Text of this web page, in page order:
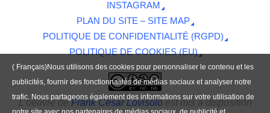
INSTAGRAM
PLAN DU SITE – SITE MAP
POLITIQUE DE CONFIDENTIALITÉ (RGPD)
POLITIQUE DE COOKIES (EU)
L'oeuvredeFrank César Lovisoloest mis à disposition
( Français)Nous utilisons des cookies pour personnaliser le contenu et les
publicités, fournir des fonctionnalités de médias sociaux et analyser notre
trafic. Nous partageons également des informations sur votre utilisation de